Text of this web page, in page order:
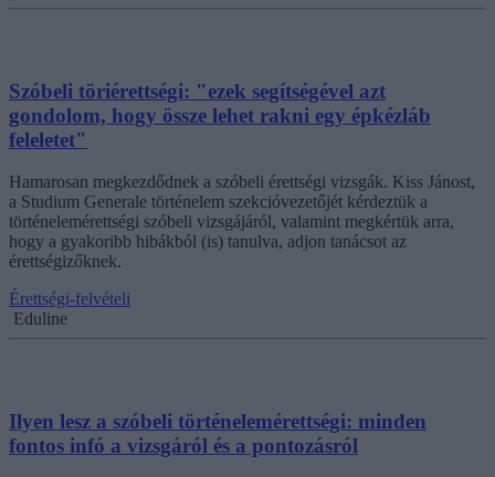
Szóbeli töriérettségi: "ezek segítségével azt
gondolom, hogy össze lehet rakni egy épkézláb
feleletet"
Hamarosan megkezdődnek a szóbeli érettségi vizsgák. Kiss Jánost,
a Studium Generale történelem szekcióvezetőjét kérdeztük a
történelemérettségi szóbeli vizsgájáról, valamint megkértük arra,
hogy a gyakoribb hibákból (is) tanulva, adjon tanácsot az
érettségizőknek.
Érettségi-felvételi
Eduline
Ilyen lesz a szóbeli történelemérettségi: minden
fontos infó a vizsgáról és a pontozásról